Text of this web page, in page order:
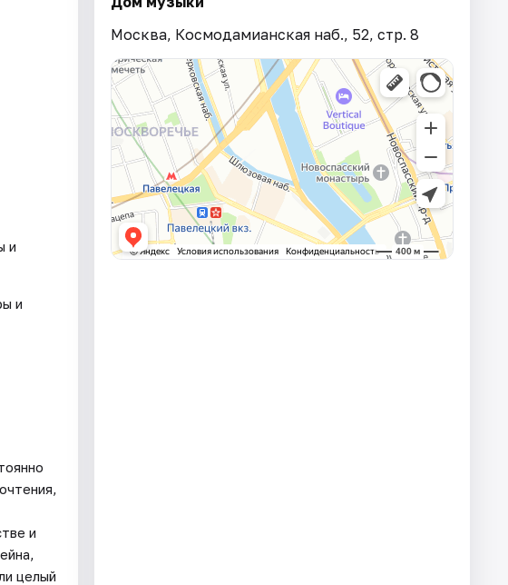
и
и
и
целый
Москва, Космодамианская наб., 52, стр. 8